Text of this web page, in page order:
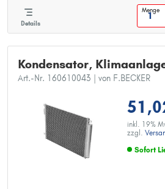
Details
Menge
Kondensator,
Art.-Nr. 160610043 | von F.BECKER
inkl. 19%
zzgl.
Sofort